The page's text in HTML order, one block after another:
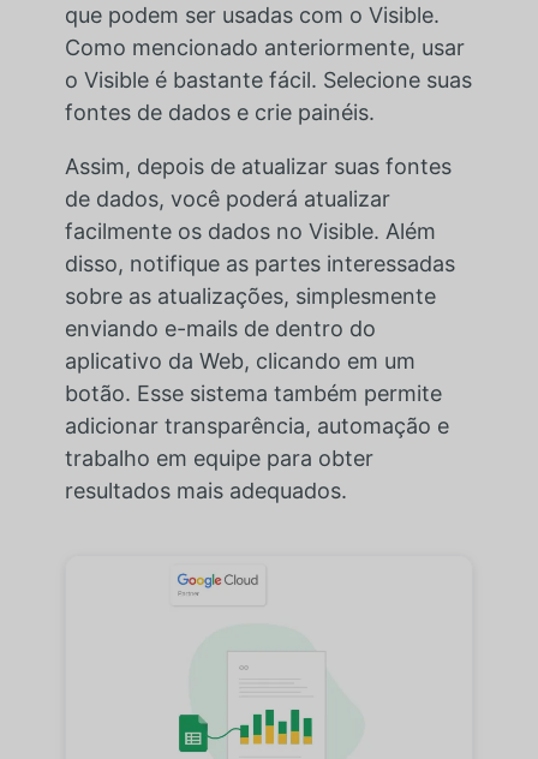
que podem ser usadas com o Visible.
Como mencionado anteriormente, usar
o Visible é bastante fácil. Selecione suas
fontes de dados e crie painéis.
Assim, depois de atualizar suas fontes
de dados, você poderá atualizar
facilmente os dados no Visible. Além
disso, notifique as partes interessadas
sobre as atualizações, simplesmente
enviando e-mails de dentro do
aplicativo da Web, clicando em um
botão. Esse sistema também permite
adicionar transparência, automação e
trabalho em equipe para obter
resultados mais adequados.